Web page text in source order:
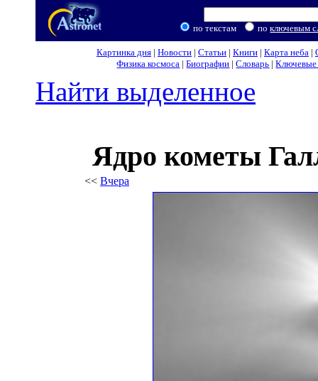
по текстам поключевым
Картинка дня | Новости | Статьи | Книги | Карта неба |
Физика космоса |Биографии |Словарь |Ключевые
Найти выделенное
Ядро кометы
<< Вчера